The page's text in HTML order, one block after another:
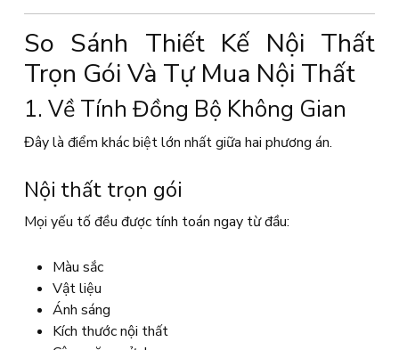
So Sánh Thiết Kế Nội Thất
Trọn Gói Và Tự Mua Nội Thất
1. Về Tính Đồng Bộ Không Gian
Đây là điểm khác biệt lớn nhất giữa hai phương án.
Nội thất trọn gói
Mọi yếu tố đều được tính toán ngay từ đầu:
Màu sắc
Vật liệu
Ánh sáng
Kích thước nội thất